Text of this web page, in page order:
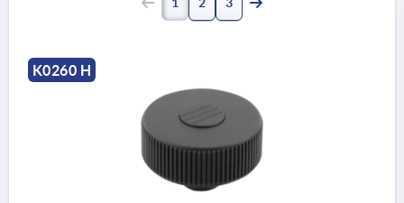
K0260 H